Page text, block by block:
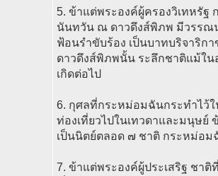
5. ข้าแต่พระองค์ผู้ครองวิเทหรัฐ
นันทวัน ณ ดาวดึงส์พิภพ มีวรรณ
ฟ้อนรำขับร้อง เป็นบาทบริจาริก
ดาวดึงส์พิภพนั้น ระลึกชาติแม้ใ
เกิดต่อไป
6. กุศลที่กระหม่อมฉันกระทำไว้
ท่องเที่ยวไปในเทวดาและมนุษ
เป็นนิตย์ตลอด ๗ ชาติ กระหม่อ
7. ข้าแต่พระองค์ผู้ประเสริฐ ชา